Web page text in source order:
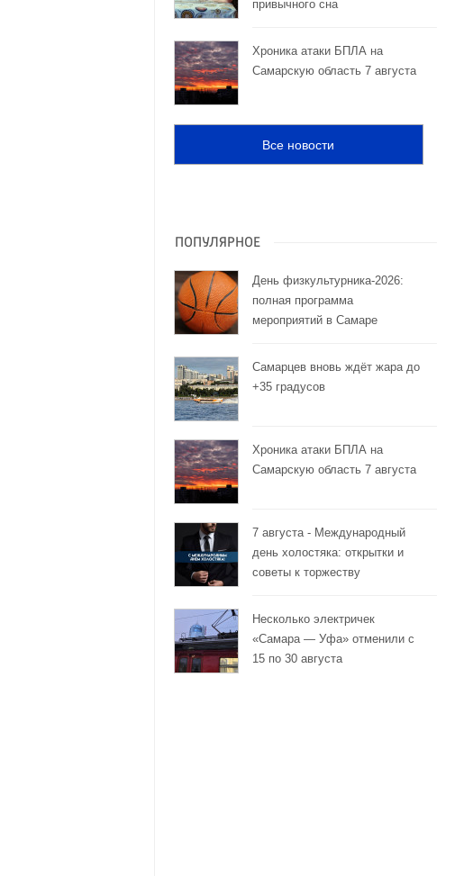
привычного сна
Хроника атаки БПЛА на
Самарскую область 7 августа
Все новости
ПОПУЛЯРНОЕ
День физкультурника-2026:
полная программа
мероприятий в Самаре
Самарцев вновь ждёт жара до
+35 градусов
Хроника атаки БПЛА на
Самарскую область 7 августа
7 августа - Международный
день холостяка: открытки и
советы к торжеству
Несколько электричек
«Самара — Уфа» отменили с
15 по 30 августа